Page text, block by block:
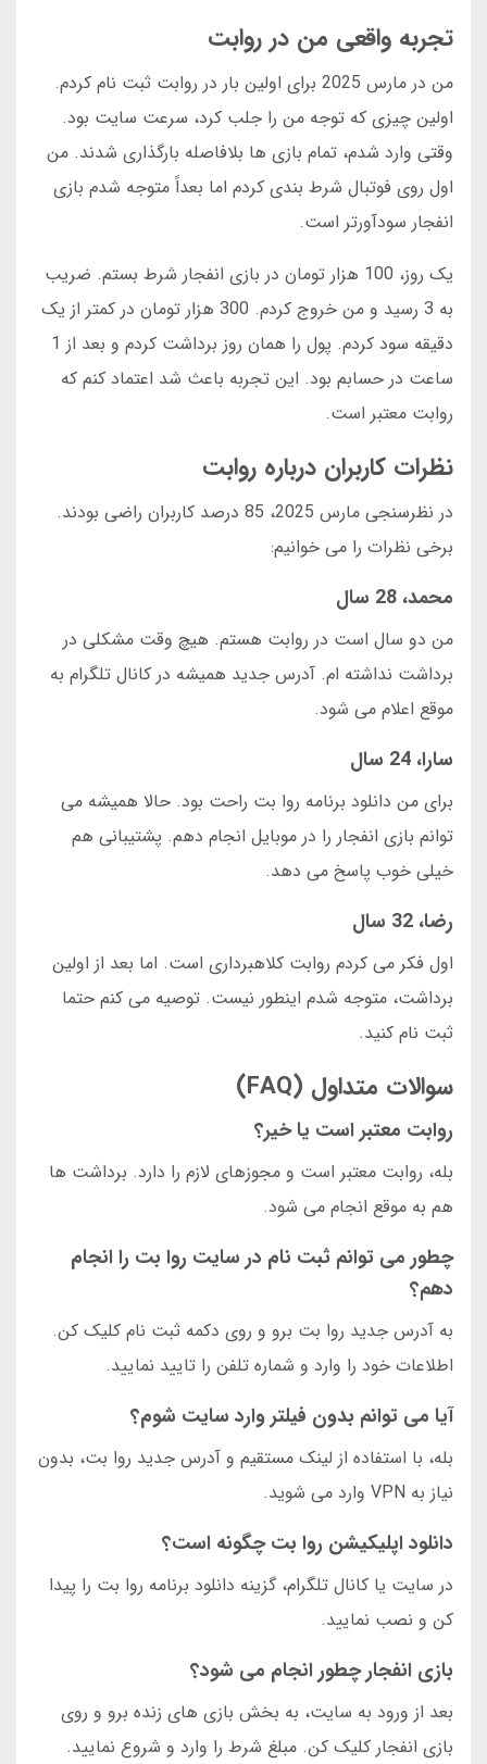
تجربه واقعی من در روابت
من در مارس 2025 برای اولین بار در روابت ثبت نام کردم.
اولین چیزی که توجه من را جلب کرد، سرعت سایت بود.
وقتی وارد شدم، تمام بازی ها بلافاصله بارگذاری شدند. من
اول روی فوتبال شرط بندی کردم اما بعداً متوجه شدم بازی
انفجار سودآورتر است.
یک روز، 100 هزار تومان در بازی انفجار شرط بستم. ضریب
به 3 رسید و من خروج کردم. 300 هزار تومان در کمتر از یک
دقیقه سود کردم. پول را همان روز برداشت کردم و بعد از 1
ساعت در حسابم بود. این تجربه باعث شد اعتماد کنم که
روابت معتبر است.
نظرات کاربران درباره روابت
در نظرسنجی مارس 2025، 85 درصد کاربران راضی بودند.
برخی نظرات را می خوانیم:
محمد، 28 سال
من دو سال است در روابت هستم. هیچ وقت مشکلی در
برداشت نداشته ام. آدرس جدید همیشه در کانال تلگرام به
موقع اعلام می شود.
سارا، 24 سال
برای من دانلود برنامه روا بت راحت بود. حالا همیشه می
توانم بازی انفجار را در موبایل انجام دهم. پشتیبانی هم
خیلی خوب پاسخ می دهد.
رضا، 32 سال
اول فکر می کردم روابت کلاهبرداری است. اما بعد از اولین
برداشت، متوجه شدم اینطور نیست. توصیه می کنم حتما
ثبت نام کنید.
سوالات متداول (FAQ)
روابت معتبر است یا خیر؟
بله، روابت معتبر است و مجوزهای لازم را دارد. برداشت ها
هم به موقع انجام می شود.
چطور می توانم ثبت نام در سایت روا بت را انجام
دهم؟
به آدرس جدید روا بت برو و روی دکمه ثبت نام کلیک کن.
اطلاعات خود را وارد و شماره تلفن را تایید نمایید.
آیا می توانم بدون فیلتر وارد سایت شوم؟
بله، با استفاده از لینک مستقیم و آدرس جدید روا بت، بدون
نیاز به VPN وارد می شوید.
دانلود اپلیکیشن روا بت چگونه است؟
در سایت یا کانال تلگرام، گزینه دانلود برنامه روا بت را پیدا
کن و نصب نمایید.
بازی انفجار چطور انجام می شود؟
بعد از ورود به سایت، به بخش بازی های زنده برو و روی
بازی انفجار کلیک کن. مبلغ شرط را وارد و شروع نمایید.